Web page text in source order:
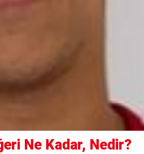
Ne Kadar, Nedir?